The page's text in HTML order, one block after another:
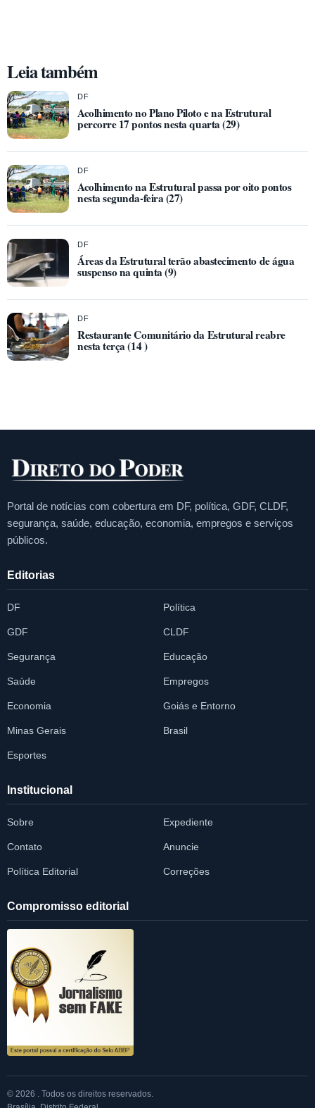
Leia também
DF
Acolhimento no Plano Piloto e na Estrutural
percorre 17 pontos nesta quarta (29)
DF
Acolhimento na Estrutural passa por oito pontos
nesta segunda-feira (27)
DF
Áreas da Estrutural terão abastecimento de água
suspenso na quinta (9)
DF
Restaurante Comunitário da Estrutural reabre
nesta terça (14 )
Portal de notícias com cobertura em DF, política, GDF, CLDF,
segurança, saúde, educação, economia, empregos e serviços
públicos.
Editorias
DF Política
GDF CLDF
Segurança Educação
Saúde Empregos
Economia Goiás e Entorno
Minas Gerais Brasil
Esportes
Institucional
Sobre Expediente
Contato Anuncie
Política Editorial Correções
Compromisso editorial
© 2026 . Todos os direitos reservados.